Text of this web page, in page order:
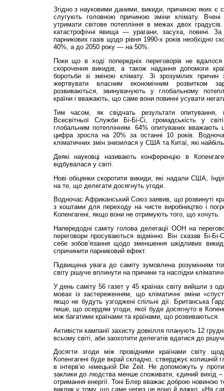
Згідно з науковими даними, викиди, причиною яких є
слугують головною причиною зміни клімату.
утримати світове потепління в межах двох
катастрофічні явища — урагани, засуха, повені.
парникових газів щодо рівня 1990-х років необхідно
40%, а до 2050 року — на 50%.
Поки що в ході попередніх переговорів не
скорочення викидів, а також надання допомоги
боротьби зі зміною клімату. Зі зрозумілих
жертвувати власним економічним розвитком
розвиваються, звинувачують у глобальному
країни і вважають, що саме вони повинні усувати
Тим часом, як свідчать результати опитування,
Всесвітньої Служби Бі-Бі-Сі, громадськість у
глобальним потеплінням. 64% опитуваних
цифра зросла на 20% за останні 10 років.
кліматичних змін знизилася у США та Китаї, які
Деякі науковці називають конференцію в
відбувалася у світі.
Нові обіцянки скоротити викиди, які надали США,
на те, що делегати досягнуть угоди.
Водночас Африканський Союз заявив, що розвинуті
з коштами для переходу на чисте виробництво і
Копенгагені, якщо вони не отримують того, що хочуть.
Напередодні саміту голова делегації ООН на
переговори просуваються відмінно. Він сказав Бі-
себе зобов’язання щодо зменшення шкідливих
спричинити парниковий ефект.
Підвищена увага до саміту зумовлена розумінням
світу рішуче вплинути на причини та наслідки
У день саміту 56 газет у 45 країнах світу вийшли з
мовах із застереженням, що кліматичні зміни
якщо не будуть узгоджені спільні дії. Британська
пише, що осердям угоди, якої буде досягнуто в
між багатими країнами та країнами, що розвиваються.
Активісти кампанії захисту довкілля планують 12
всьому світі, аби заохотити делегатів вдатися до
Досягти згоди між провідними країнами світу
Копенгагені буде вкрай складно, стверджує колишній
в інтерв‘ю німецькій Die Zeit. Не допоможуть у
заклики до людства менше споживати, єдиний вихід –
отримання енергії. Тоні Блер вважає доброю новиною
виклик у тому, що саме через це воно й важко. «На